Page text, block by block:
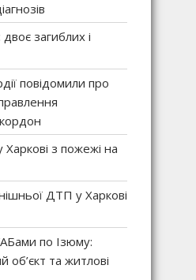
загиблих і
повідомили про
з пожежі на
ДТП у Харкові
по Ізюму:
та житлові